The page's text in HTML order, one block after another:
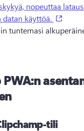
nopeuttaa
datan käyttöä.
tuntemasi
tili